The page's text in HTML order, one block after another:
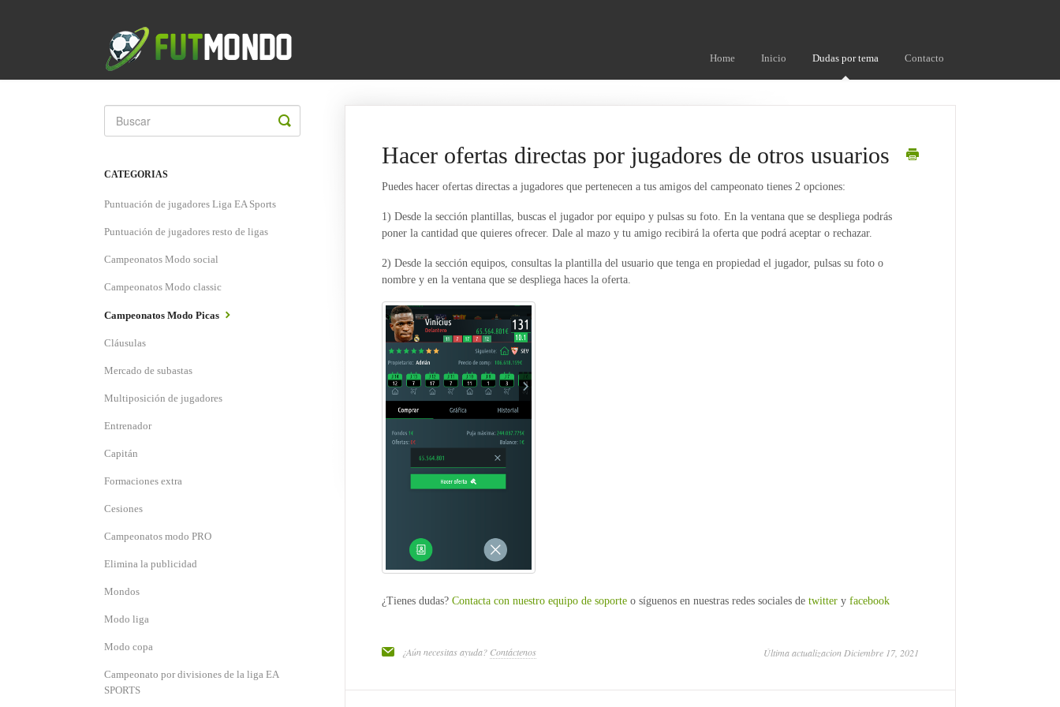
Home Inicio Dudas por tema Contacto
Hacer ofertas directas por jugadores de otros usuarios
Puedes hacer ofertas directas a jugadores que pertenecen a tus amigos del campeonato tienes 2 opciones:
1) Desde la sección plantillas, buscas el jugador por equipo y pulsas su foto. En la ventana que se despliega podrás
poner la cantidad que quieres ofrecer. Dale al mazo y tu amigo recibirá la oferta que podrá aceptar o rechazar.
2) Desde la sección equipos, consultas la plantilla del usuario que tenga en propiedad el jugador, pulsas su foto o
nombre y en la ventana que se despliega haces la oferta.
¿Tienes dudas? Contacta con nuestro equipo de soporteo síguenos en nuestras redes sociales de twittery facebook
¿Aún necesitas ayuda? Contáctenos Última actualizacion Diciembre 17, 2021
Toggle
Search
CATEGORIAS
Puntuación de jugadores Liga EA Sports
Puntuación de jugadores resto de ligas
Campeonatos Modo social
Campeonatos Modo classic
Campeonatos Modo Picas
Cláusulas
Mercado de subastas
Multiposición de jugadores
Entrenador
Capitán
Formaciones extra
Cesiones
Campeonatos modo PRO
Elimina la publicidad
Mondos
Modo liga
Modo copa
Campeonato por divisiones de la liga EA
SPORTS